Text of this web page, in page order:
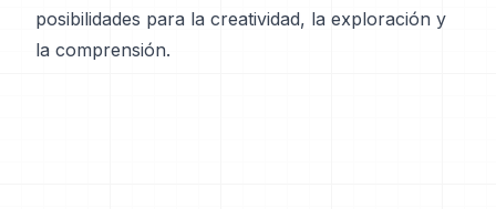
posibilidades para la creatividad, la exploración y
la comprensión.